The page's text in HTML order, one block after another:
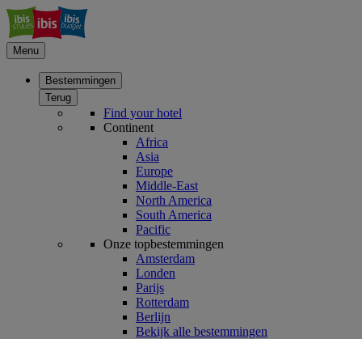
Menu
Bestemmingen
Terug
Find your hotel
Continent
Africa
Asia
Europe
Middle-East
North America
South America
Pacific
Onze topbestemmingen
Amsterdam
Londen
Parijs
Rotterdam
Berlijn
Bekijk alle bestemmingen